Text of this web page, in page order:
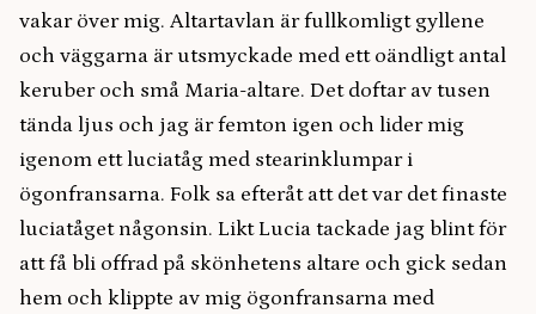
vakar över mig. Altartavlan är fullkomligt gyllene
och väggarna är utsmyckade med ett oändligt antal
keruber och små Maria-altare. Det doftar av tusen
tända ljus och jag är femton igen och lider mig
igenom ett luciatåg med stearinklumpar i
ögonfransarna. Folk sa efteråt att det var det finaste
luciatåget någonsin. Likt Lucia tackade jag blint för
att få bli offrad på skönhetens altare och gick sedan
hem och klippte av mig ögonfransarna med